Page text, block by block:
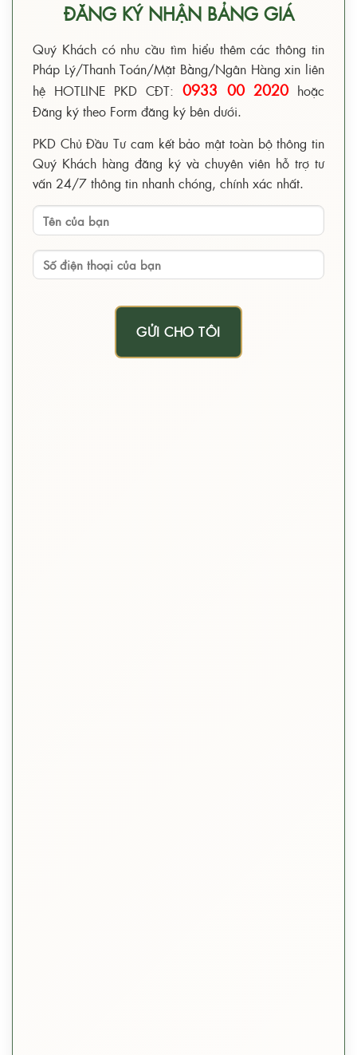
ĐĂNG KÝ NHẬN BẢNG GIÁ
Quý Khách có nhu cầu tìm hiểu thêm các thông tin
Pháp Lý/Thanh Toán/Mặt Bằng/Ngân Hàng xin liên
hệ HOTLINE PKD CĐT: 0933 00 2020hoặc
Đăng ký theo Form đăng ký bên dưới.
PKD Chủ Đầu Tư cam kết bảo mật toàn bộ thông tin
Quý Khách hàng đăng ký và chuyên viên hỗ trợ tư
vấn 24/7 thông tin nhanh chóng, chính xác nhất.